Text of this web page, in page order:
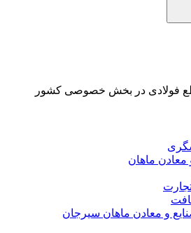
فولادی در بخش خصوصی کشور
ماهان
و معادن ماهان سیرجان